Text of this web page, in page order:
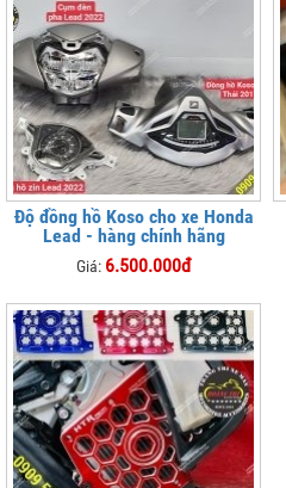
Độ đồng hồ Koso cho xe Honda
Lead - hàng chính hãng
Giá: 6.500.000đ